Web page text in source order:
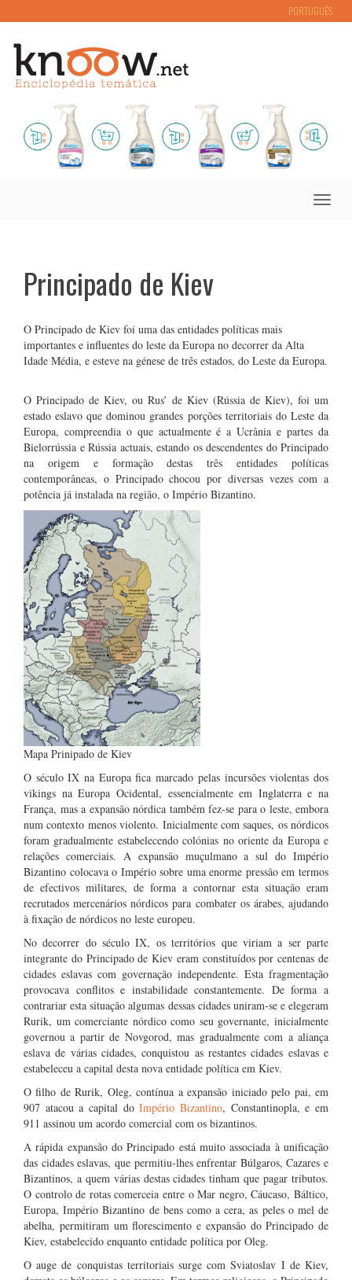
PORTUGUÊS
Toggle
Principado de Kiev
O Principado de Kiev foi uma das entidades políticas mais
importantes e influentes do leste da Europa no decorrer da Alta
Idade Média, e esteve na génese de três estados, do Leste da Europa.
O Principado de Kiev, ou Rus’ de Kiev (Rússia de Kiev), foi um
estado eslavo que dominou grandes porções territoriais do Leste da
Europa, compreendia o que actualmente é a Ucrânia e partes da
Bielorrússia e Rússia actuais, estando os descendentes do Principado
na origem e formação destas três entidades políticas
contemporâneas, o Principado chocou por diversas vezes com a
potência já instalada na região, o Império Bizantino.
Mapa Prinipado de Kiev
O século IX na Europa fica marcado pelas incursões violentas dos
vikings na Europa Ocidental, essencialmente em Inglaterra e na
França, mas a expansão nórdica também fez-se para o leste, embora
num contexto menos violento. Inicialmente com saques, os nórdicos
foram gradualmente estabelecendo colónias no oriente da Europa e
relações comerciais. A expansão muçulmano a sul do Império
Bizantino colocava o Império sobre uma enorme pressão em termos
de efectivos militares, de forma a contornar esta situação eram
recrutados mercenários nórdicos para combater os árabes, ajudando
à fixação de nórdicos no leste europeu.
No decorrer do século IX, os territórios que viriam a ser parte
integrante do Principado de Kiev eram constituídos por centenas de
cidades eslavas com governação independente. Esta fragmentação
provocava conflitos e instabilidade constantemente. De forma a
contrariar esta situação algumas dessas cidades uniram-se e elegeram
Rurik, um comerciante nórdico como seu governante, inicialmente
governou a partir de Novgorod, mas gradualmente com a aliança
eslava de várias cidades, conquistou as restantes cidades eslavas e
estabeleceu a capital desta nova entidade política em Kiev.
O filho de Rurik, Oleg, contínua a expansão iniciado pelo pai, em
907 atacou a capital doImpério Bizantino, Constantinopla, e em
911 assinou um acordo comercial com os bizantinos.
A rápida expansão do Principado está muito associada à unificação
das cidades eslavas, que permitiu-lhes enfrentar Búlgaros, Cazares e
Bizantinos, a quem várias destas cidades tinham que pagar tributos.
O controlo de rotas comerceia entre o Mar negro, Cáucaso, Báltico,
Europa, Império Bizantino de bens como a cera, as peles o mel de
abelha, permitiram um florescimento e expansão do Principado de
Kiev, estabelecido enquanto entidade política por Oleg.
O auge de conquistas territoriais surge com Sviatoslav I de Kiev,